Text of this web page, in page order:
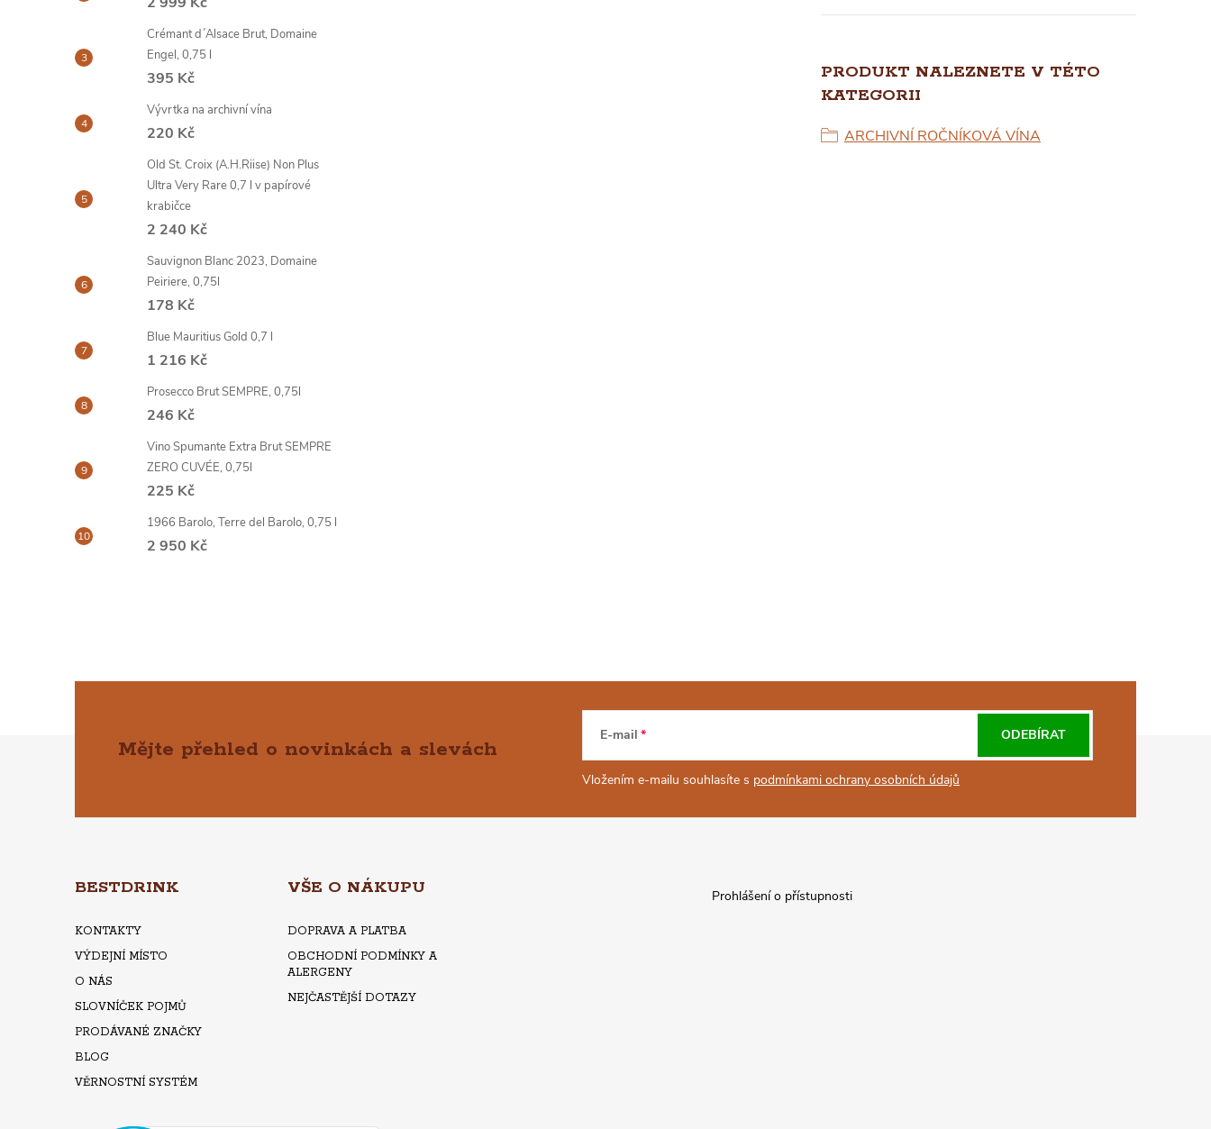
Crémant d´Alsace Brut, Domaine
Engel, 0,75 l
395 Kč
Vývrtka na archivní vína
220 Kč
Old St. Croix (A.H.Riise) Non Plus
Ultra Very Rare 0,7 l v papírové
krabičce
2 240 Kč
Sauvignon Blanc 2023, Domaine
Peiriere, 0,75l
178 Kč
Blue Mauritius Gold 0,7 l
1 216 Kč
Prosecco Brut SEMPRE, 0,75l
246 Kč
Vino Spumante Extra Brut SEMPRE
ZERO CUVÉE, 0,75l
225 Kč
1966 Barolo, Terre del Barolo, 0,75 l
2 950 Kč
PRODUKT NALEZNETE V TÉTO
KATEGORII
ARCHIVNÍ ROČNÍKOVÁ VÍNA
Mějte přehled o novinkách a slevách
E-mail
Vložením e-mailu souhlasíte s podmínkami ochrany osobních údajů
ODEBÍRAT
BESTDRINK
KONTAKTY
VÝDEJNÍ MÍSTO
O NÁS
SLOVNÍČEK POJMŮ
PRODÁVANÉ ZNAČKY
BLOG
VĚRNOSTNÍ SYSTÉM
VŠE O NÁKUPU
DOPRAVA A PLATBA
OBCHODNÍ PODMÍNKY A
ALERGENY
NEJČASTĚJŠÍ DOTAZY
Prohlášení o přístupnosti